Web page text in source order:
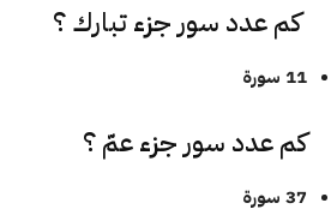
كم عدد سور جزء تبارك ؟
11 سورة
كم عدد سور جزء عمّ ؟
37 سورة